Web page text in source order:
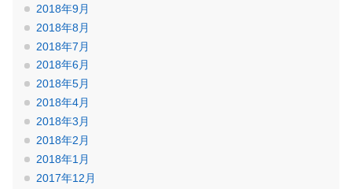
2018年9月
2018年8月
2018年7月
2018年6月
2018年5月
2018年4月
2018年3月
2018年2月
2018年1月
2017年12月